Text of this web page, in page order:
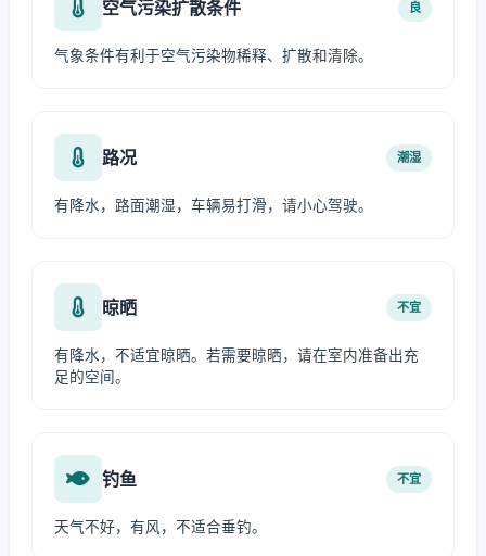
空气污染扩散条件 良
气象条件有利于空气污染物稀释、扩散和清除。
路况 潮湿
有降水，路面潮湿，车辆易打滑，请小心驾驶。
晾晒 不宜
有降水，不适宜晾晒。若需要晾晒，请在室内准备出充
足的空间。
钓鱼 不宜
天气不好，有风，不适合垂钓。